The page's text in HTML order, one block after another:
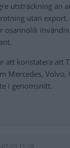
utsträckning än
utan export.
osannolik
att konstatera att
Mercedes, Volvo,
i genomsnitt.